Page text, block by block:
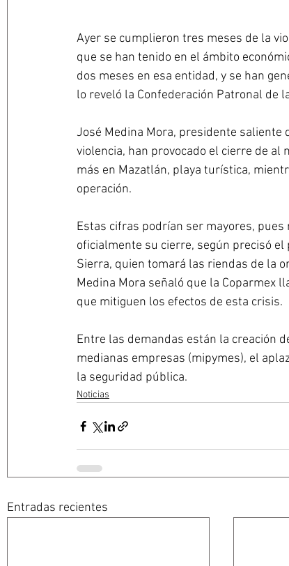
Ayer se cumplieron tres meses de la
que se han tenido en el ámbito
dos meses en esa entidad, y se han
lo reveló la Confederación Patronal de
José Medina Mora, presidente saliente
violencia, han provocado el cierre de al
más en Mazatlán, playa turística,
operación.
Estas cifras podrían ser mayores,
oficialmente su cierre, según precisó
Sierra, quien tomará las riendas de la
Medina Mora señaló que la Coparmex
que mitiguen los efectos de esta crisis.
Entre las demandas están la creación
medianas empresas (mipymes), el
la seguridad pública.
Noticias
Entradas recientes